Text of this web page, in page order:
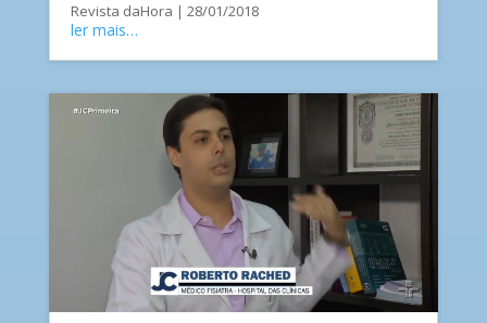
Revista daHora | 28/01/2018
ler mais…